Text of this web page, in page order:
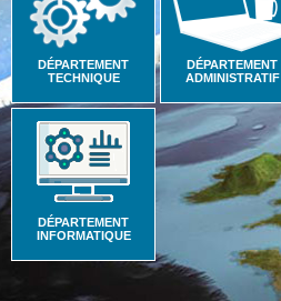
DÉPARTEMENT
TECHNIQUE
DÉPARTEMENT
ADMINISTRATIF
DÉPARTEMENT
INFORMATIQUE